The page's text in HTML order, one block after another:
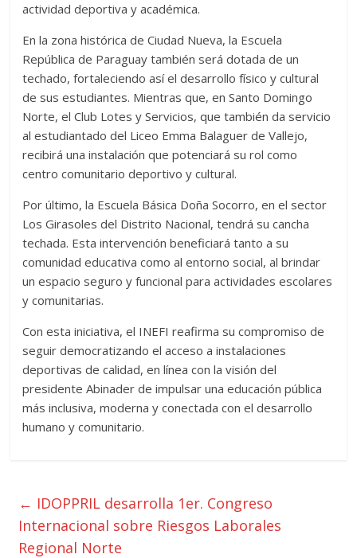
actividad deportiva y académica.
En la zona histórica de Ciudad Nueva, la Escuela
República de Paraguay también será dotada de un
techado, fortaleciendo así el desarrollo físico y cultural
de sus estudiantes. Mientras que, en Santo Domingo
Norte, el Club Lotes y Servicios, que también da servicio
al estudiantado del Liceo Emma Balaguer de Vallejo,
recibirá una instalación que potenciará su rol como
centro comunitario deportivo y cultural.
Por último, la Escuela Básica Doña Socorro, en el sector
Los Girasoles del Distrito Nacional, tendrá su cancha
techada. Esta intervención beneficiará tanto a su
comunidad educativa como al entorno social, al brindar
un espacio seguro y funcional para actividades escolares
y comunitarias.
Con esta iniciativa, el INEFI reafirma su compromiso de
seguir democratizando el acceso a instalaciones
deportivas de calidad, en línea con la visión del
presidente Abinader de impulsar una educación pública
más inclusiva, moderna y conectada con el desarrollo
humano y comunitario.
← IDOPPRIL desarrolla 1er. Congreso
Internacional sobre Riesgos Laborales
Regional Norte